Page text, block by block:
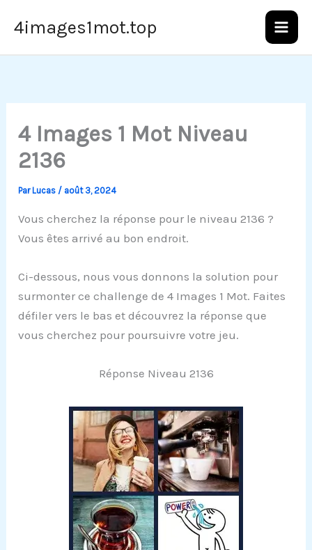
4images1mot.top
4 Images 1 Mot Niveau
2136
ParLucas / août 3, 2024
Vous cherchez la réponse pour le niveau 2136 ?
Vous êtes arrivé au bon endroit.
Ci-dessous, nous vous donnons la solution pour
surmonter ce challenge de 4 Images 1 Mot. Faites
défiler vers le bas et découvrez la réponse que
vous cherchez pour poursuivre votre jeu.
Réponse Niveau 2136